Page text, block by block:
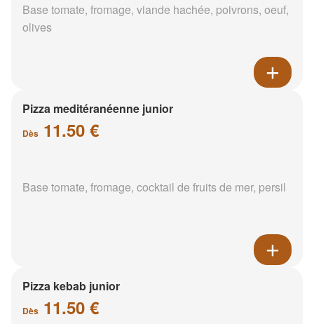
Base tomate, fromage, viande hachée, poivrons, oeuf,
olives
Pizza meditéranéenne junior
Dès 11.50 €
Base tomate, fromage, cocktail de fruits de mer, persil
Pizza kebab junior
Dès 11.50 €